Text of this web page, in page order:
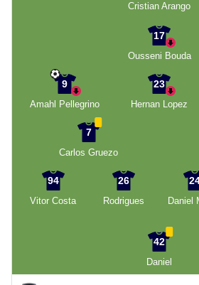
Cristian Arango
17
Ousseni Bouda
9
Amahl Pellegrino
23
Hernan Lopez
7
Carlos Gruezo
94
Vitor Costa
26
Rodrigues
Daniel
42
Daniel